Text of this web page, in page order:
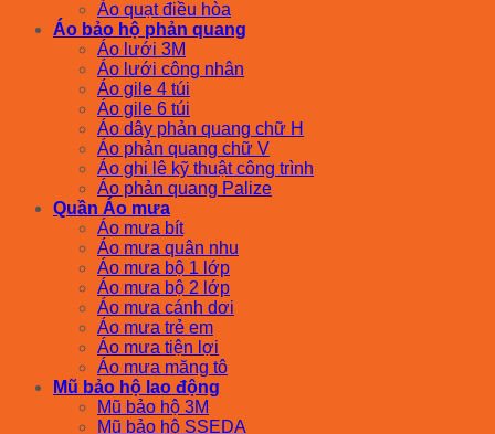
Áo quạt điều hòa
Áo bảo hộ phản quang
Áo lưới 3M
Áo lưới công nhân
Áo gile 4 túi
Áo gile 6 túi
Áo dây phản quang chữ H
Áo phản quang chữ V
Áo ghi lê kỹ thuật công trình
Áo phản quang Palize
Quần Áo mưa
Áo mưa bít
Áo mưa quân nhu
Áo mưa bộ 1 lớp
Áo mưa bộ 2 lớp
Áo mưa cánh dơi
Áo mưa trẻ em
Áo mưa tiện lợi
Áo mưa măng tô
Mũ bảo hộ lao động
Mũ bảo hộ 3M
Mũ bảo hộ SSEDA